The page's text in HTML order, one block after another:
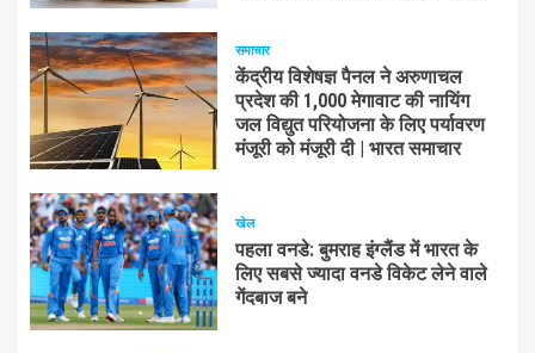
समाचार
केंद्रीय विशेषज्ञ पैनल ने अरुणाचल
प्रदेश की 1,000 मेगावाट की नायिंग
जल विद्युत परियोजना के लिए पर्यावरण
मंजूरी को मंजूरी दी | भारत समाचार
खेल
पहला वनडे: बुमराह इंग्लैंड में भारत के
लिए सबसे ज्यादा वनडे विकेट लेने वाले
गेंदबाज बने